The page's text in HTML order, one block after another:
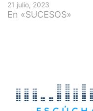
21 julio, 2023
En «SUCESOS»